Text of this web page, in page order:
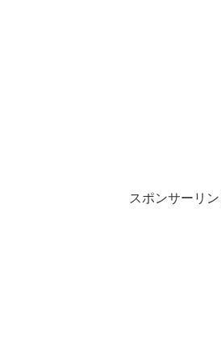
スポンサーリン